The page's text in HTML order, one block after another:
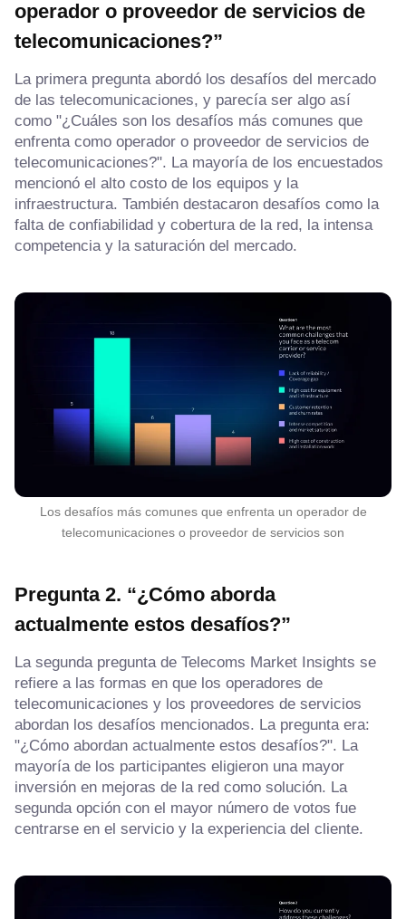
operador o proveedor de servicios de
telecomunicaciones?”
La primera pregunta abordó los desafíos del mercado
de las telecomunicaciones, y parecía ser algo así
como "¿Cuáles son los desafíos más comunes que
enfrenta como operador o proveedor de servicios de
telecomunicaciones?". La mayoría de los encuestados
mencionó el alto costo de los equipos y la
infraestructura. También destacaron desafíos como la
falta de confiabilidad y cobertura de la red, la intensa
competencia y la saturación del mercado.
Los desafíos más comunes que enfrenta un operador de
telecomunicaciones o proveedor de servicios son
Pregunta 2. “¿Cómo aborda
actualmente estos desafíos?”
La segunda pregunta de Telecoms Market Insights se
refiere a las formas en que los operadores de
telecomunicaciones y los proveedores de servicios
abordan los desafíos mencionados. La pregunta era:
"¿Cómo abordan actualmente estos desafíos?". La
mayoría de los participantes eligieron una mayor
inversión en mejoras de la red como solución. La
segunda opción con el mayor número de votos fue
centrarse en el servicio y la experiencia del cliente.